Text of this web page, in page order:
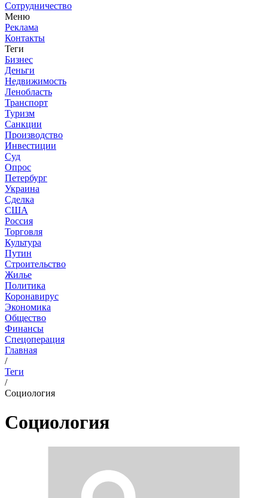
Сотрудничество
Меню
Реклама
Контакты
Теги
Бизнес
Деньги
Недвижимость
Ленобласть
Транспорт
Туризм
Санкции
Производство
Инвестиции
Суд
Опрос
Петербург
Украина
Сделка
США
Россия
Торговля
Культура
Путин
Строительство
Жилье
Политика
Коронавирус
Экономика
Общество
Финансы
Спецоперация
Главная
/
Теги
/
Социология
Социология